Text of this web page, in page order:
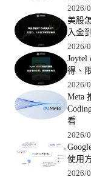
2026/
美股
入金
2026/
Joytel
得、
2026/
Meta
看
2026/
使用
2026/